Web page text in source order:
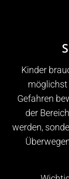
Kinder
Gefahren
der
werden,